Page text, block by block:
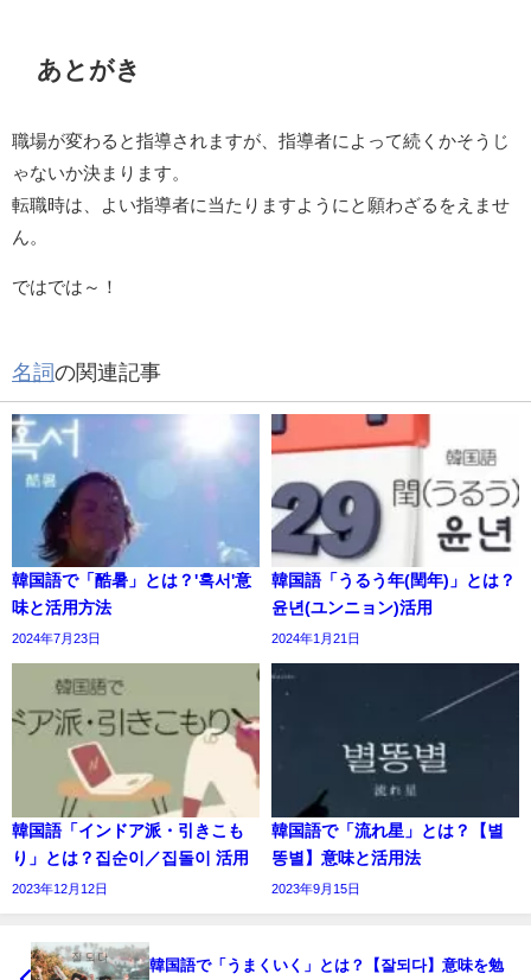
あとがき
職場が変わると指導されますが、指導者によって続くかそうじ
ゃないか決まります。
転職時は、よい指導者に当たりますようにと願わざるをえませ
ん。
ではでは～！
名詞の関連記事
韓国語で「酷暑」とは？'혹서'意
味と活用方法
2024年7月23日
韓国語「うるう年(閏年)」とは？
윤년(ユンニョン)活用
2024年1月21日
韓国語「インドア派・引きこも
り」とは？집순이／집돌이 活用
2023年12月12日
韓国語で「流れ星」とは？【별
똥별】意味と活用法
2023年9月15日
韓国語で「うまくいく」とは？【잘되다】意味を勉